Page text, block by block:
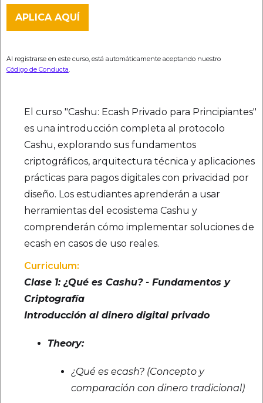
APLICA AQUÍ
Al registrarse en este curso, está automáticamente aceptando nuestro
Código de Conducta
El curso "Cashu: Ecash Privado para Principiantes"
es una introducción completa al protocolo
Cashu, explorando sus fundamentos
criptográficos, arquitectura técnica y aplicaciones
prácticas para pagos digitales con privacidad por
diseño. Los estudiantes aprenderán a usar
herramientas del ecosistema Cashu y
comprenderán cómo implementar soluciones de
ecash en casos de uso reales.
Curriculum:
Clase 1: ¿Qué es Cashu? - Fundamentos y
Criptografía
Introducción al dinero digital privado
Theory:
¿Qué es ecash? (Concepto y
comparación con dinero tradicional)